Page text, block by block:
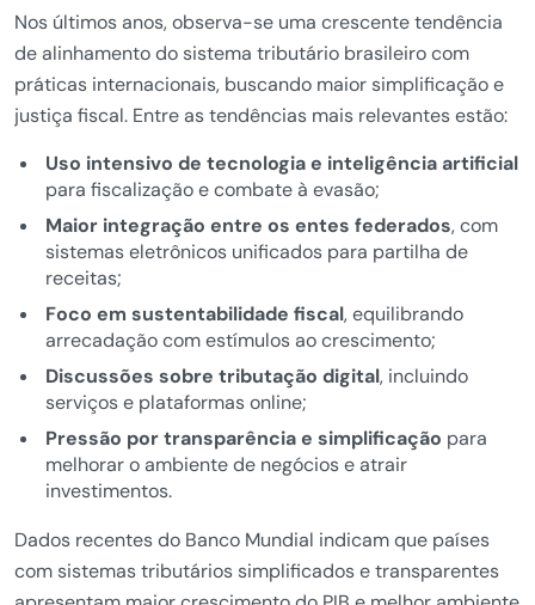
Nos últimos anos, observa-se uma crescente tendência
de alinhamento do sistema tributário brasileiro com
práticas internacionais, buscando maior simplificação e
justiça fiscal. Entre as tendências mais relevantes estão:
Uso intensivo de tecnologia e inteligência artificial
para fiscalização e combate à evasão;
Maior integração entre os entes federados, com
sistemas eletrônicos unificados para partilha de
receitas;
Foco em sustentabilidade fiscal, equilibrando
arrecadação com estímulos ao crescimento;
Discussões sobre tributação digital, incluindo
serviços e plataformas online;
Pressão por transparência e simplificação para
melhorar o ambiente de negócios e atrair
investimentos.
Dados recentes do Banco Mundial indicam que países
com sistemas tributários simplificados e transparentes